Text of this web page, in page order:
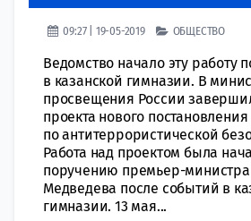
09:27 | 19-05-2019 ОБЩЕСТВО
Ведомство начало эту работу
в казанской гимназии. В
просвещения России
проекта нового
по антитеррористической
Работа над проектом была
поручению премьер-
Медведева после событий в
гимназии. 13 мая...